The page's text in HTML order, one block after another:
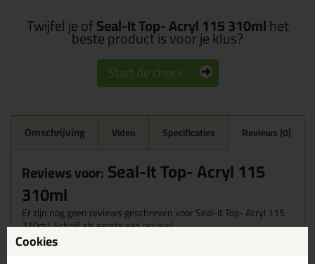
Twijfel je ofSeal-It Top- Acryl 115 310mlhet
beste product is voor je klus?
Start de check
Omschrijving Video Specificaties Reviews (0)
Reviews voor:Seal-It Top- Acryl 115
310ml
Er zijn nog geen reviews geschreven voor Seal-It Top- Acryl 115
310ml.Schrijf als eerste een review!
Cookies